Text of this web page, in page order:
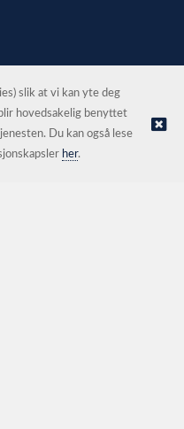
av Kréatif
slik at vi kan yte deg
hovedsakelig benyttet
Du kan også lese
her.